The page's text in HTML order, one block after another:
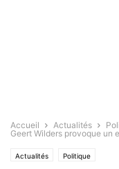
Accueil Actualités
Geert Wilders provoque un
Actualités Politique